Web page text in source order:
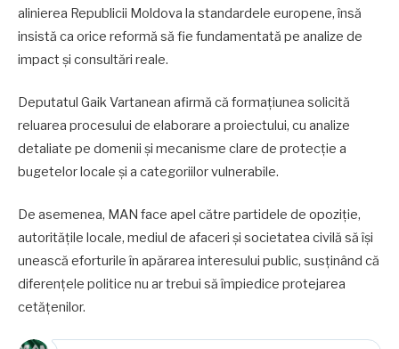
alinierea Republicii Moldova la standardele europene, însă
insistă ca orice reformă să fie fundamentată pe analize de
impact și consultări reale.
Deputatul Gaik Vartanean afirmă că formațiunea solicită
reluarea procesului de elaborare a proiectului, cu analize
detaliate pe domenii și mecanisme clare de protecție a
bugetelor locale și a categoriilor vulnerabile.
De asemenea, MAN face apel către partidele de opoziție,
autoritățile locale, mediul de afaceri și societatea civilă să își
unească eforturile în apărarea interesului public, susținând că
diferențele politice nu ar trebui să împiedice protejarea
cetățenilor.